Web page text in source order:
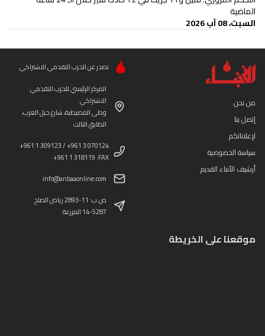
الماضية
السبت، 08 آب 2026
من نحن
إتصل بنا
لإعلاناتكم
سياسة الخصوصية
أرشيف الأنباء القديم
تصدر عن الحزب التقدمي الاشتراكي
المركز الرئيسي للحزب التقدمي
الاشتراكي
وطى المصيطبة، شارع جبل العرب،
الطابق الثالث
+961 1 309123 / +961 3 070124
+961 1 318119 :FAX
info@anbaaonline.com
ص.ب: 11-2893 رياض الصلح
14-5287 المزرعة
موقعنا على الخريطة